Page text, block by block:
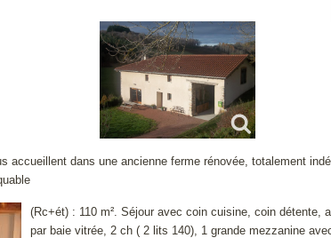
accueillent dans une ancienne ferme rénovée, totalement
(Rc+ét) : 110 m². Séjour avec coin cuisine, coin détente,
par baie vitrée, 2 ch ( 2 lits 140), 1 grande mezzanine